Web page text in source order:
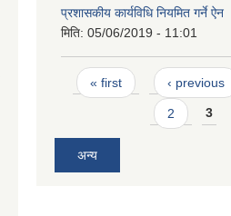
प्रशासकीय कार्यविधि नियमित गर्ने ऐन
मिति: 05/06/2019 - 11:01
Pages
« first ‹ previous
2 3
अन्य